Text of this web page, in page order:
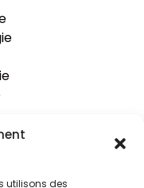
utilisons des